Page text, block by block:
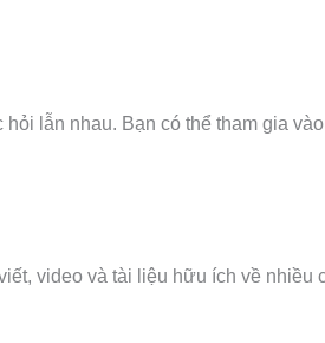
lẫn nhau. Bạn có thể tham gia
video và tài liệu hữu ích về nhiều